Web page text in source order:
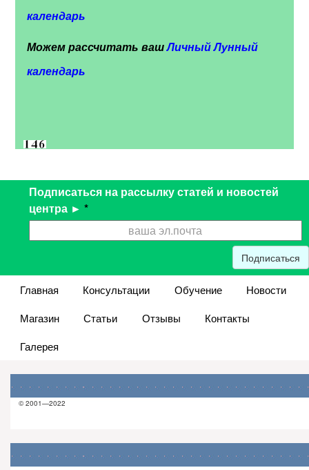
календарь
Можем рассчитать вашЛичный Лунный
календарь
Подписаться на рассылку статей и новостей
центра ► *
Подписаться
Главная Консультации Обучение
Новости
Магазин
Статьи Отзывы
Контакты
Галерея
© 2001—2022